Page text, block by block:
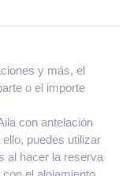
y más, el
o el importe
con antelación
puedes utilizar
al hacer la reserva